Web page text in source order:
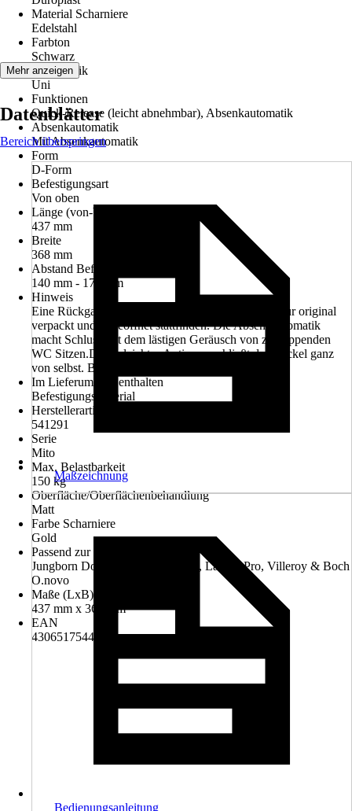
Material Scharniere
Edelstahl
Farbton
Schwarz
Dekoroptik
Uni
Funktionen
Quick-Release (leicht abnehmbar), Absenkautomatik
Absenkautomatik
Mit Absenkautomatik
Form
D-Form
Befestigungsart
Von oben
Länge (von-bis)
437 mm
Breite
368 mm
Abstand Befestigungslöcher
140 mm - 170 mm
Hinweis
Eine Rückgabe kann wegen Hygienevorschriften nur original
verpackt und ungeöffnet stattfinden. Die Absenkautomatik
macht Schluss mit dem lästigen Geräusch von zuklappenden
WC Sitzen.Durch leichtes Antippen schließt der Deckel ganz
von selbst. Bitte nicht nachdrücken!
Im Lieferumfang enthalten
Befestigungsmaterial
Herstellerartikelnummer
541291
Serie
Mito
Max. Belastbarkeit
150 kg
Oberfläche/Oberflächenbehandlung
Matt
Farbe Scharniere
Gold
Passend zur Serie
Jungborn Donella, Jungborn Two, Laufen Pro, Villeroy & Boch
O.novo
Maße (LxB)
437 mm x 368 mm
EAN
4306517544249
Mehr anzeigen
Datenblätter
Bereich überspringen
Maßzeichnung
Bedienungsanleitung